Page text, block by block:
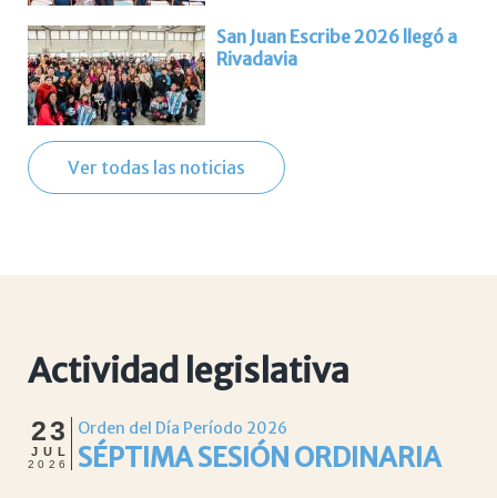
San Juan Escribe 2026 llegó a
Rivadavia
Ver todas las noticias
Actividad legislativa
23
JUL
2026
Orden del Día Período 2026
SÉPTIMA SESIÓN ORDINARIA